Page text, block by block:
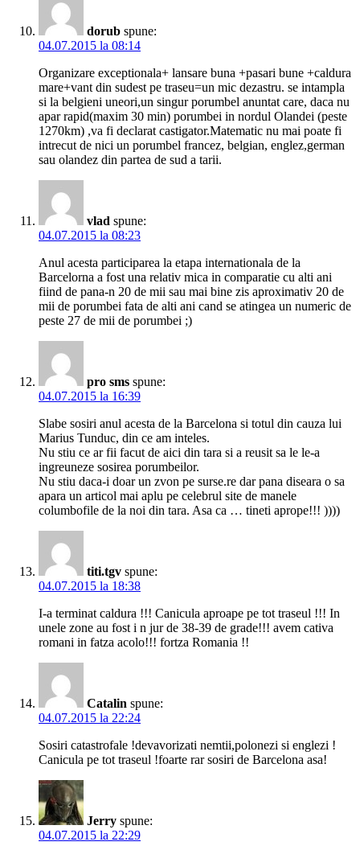
dorub spune:
04.07.2015 la 08:14
Organizare exceptionala+ lansare buna +pasari bune +caldura
mare+vant din sudest pe traseu=un mic dezastru. se intampla
si la belgieni uneori,un singur porumbel anuntat care, daca nu
apar rapid(maxim 30 min) porumbei in nordul Olandei (peste
1270km) ,va fi declarat castigator.Matematic nu mai poate fi
intrecut de nici un porumbel francez, belgian, englez,german
sau olandez din partea de sud a tarii.
vlad spune:
04.07.2015 la 08:23
Anul acesta participarea la etapa internationala de la
Barcelorna a fost una relativ mica in comparatie cu alti ani
fiind de pana-n 20 de mii sau mai bine zis aproximativ 20 de
mii de porumbei fata de alti ani cand se atingea un numeric de
peste 27 de mii de porumbei ;)
pro sms spune:
04.07.2015 la 16:39
Slabe sosiri anul acesta de la Barcelona si totul din cauza lui
Marius Tunduc, din ce am inteles.
Nu stiu ce ar fii facut de aici din tara si a reusit sa le le-a
ingreuneze sosirea porumbeilor.
Nu stiu daca-i doar un zvon pe surse.re dar pana diseara o sa
apara un articol mai aplu pe celebrul site de manele
columbofile de la noi din tara. Asa ca … tineti aprope!!! ))))
titi.tgv spune:
04.07.2015 la 18:38
I-a terminat caldura !!! Canicula aproape pe tot traseul !!! In
unele zone au fost i n jur de 38-39 de grade!!! avem cativa
romani in fatza acolo!!! fortza Romania !!
Catalin spune:
04.07.2015 la 22:24
Sosiri catastrofale !devavorizati nemtii,polonezi si englezi !
Canicula pe tot traseul !foarte rar sosiri de Barcelona asa!
Jerry spune:
04.07.2015 la 22:29